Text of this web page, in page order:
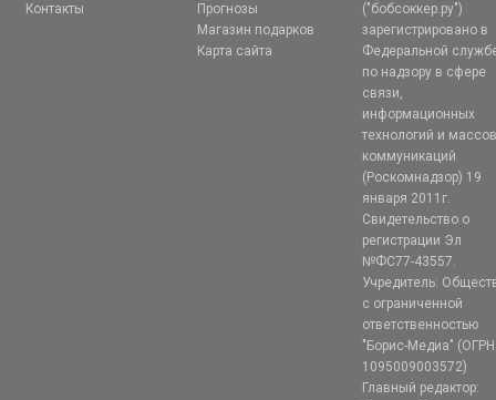
Контакты
Прогнозы
Магазин подарков
Карта сайта
("бобсоккер.ру")
зарегистрировано в
Федеральной
по надзору в сфере
связи,
информационных
технологий и
коммуникаций
(Роскомнадзор) 19
января 2011г.
Свидетельство о
регистрации Эл
№ФС77-43557.
Учредитель:
с ограниченной
ответственностью
"Борис-Медиа" (ОГРН
1095009003572)
Главный редактор: